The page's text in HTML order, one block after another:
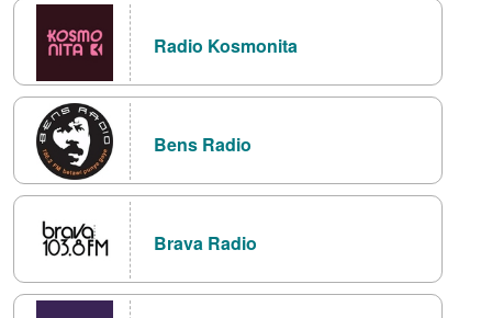
Radio Kosmonita
Bens Radio
Brava Radio